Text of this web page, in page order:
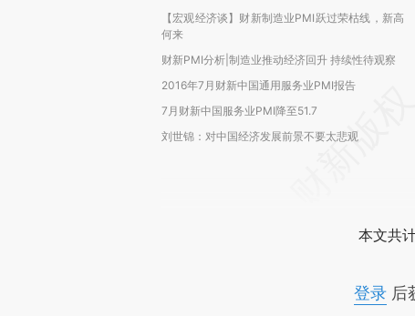
【宏观经济谈】财新制造业PMI跃过荣枯线，新高
何来
财新PMI分析|制造业推动经济回升 持续性待观察
2016年7月财新中国通用服务业PMI报告
7月财新中国服务业PMI降至51.7
刘世锦：对中国经济发展前景不要太悲观
本文共
登录后